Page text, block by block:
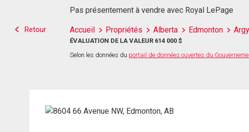
Retour
Pas présentement à vendre avec Royal LePage
Accueil Propriétés Alberta Edmonton
ÉVALUATION DE LA VALEUR 614 000 $
Selon les données du portail de données ouvertes du